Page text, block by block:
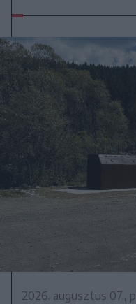
2026. augusztus 07.,